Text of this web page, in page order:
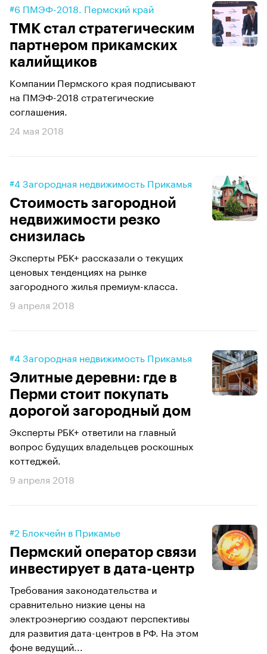
#6 ПМЭФ-2018. Пермский край
ТМК стал стратегическим
партнером прикамских
калийщиков
Компании Пермского края подписывают
на ПМЭФ-2018 стратегические
соглашения.
24 мая 2018
#4 Загородная недвижимость Прикамья
Стоимость загородной
недвижимости резко
снизилась
Эксперты РБК+ рассказали о текущих
ценовых тенденциях на рынке
загородного жилья премиум-класса.
9 апреля 2018
#4 Загородная недвижимость Прикамья
Элитные деревни: где в
Перми стоит покупать
дорогой загородный дом
Эксперты РБК+ ответили на главный
вопрос будущих владельцев роскошных
коттеджей.
9 апреля 2018
#2 Блокчейн в Прикамье
Пермский оператор связи
инвестирует в дата-центр
Требования законодательства и
сравнительно низкие цены на
электроэнергию создают перспективы
для развития дата-центров в РФ. На этом
фоне ведущий...